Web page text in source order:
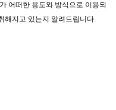
어떠한 용도와 방식으로 이용되
해지고 있는지 알려드립니다.